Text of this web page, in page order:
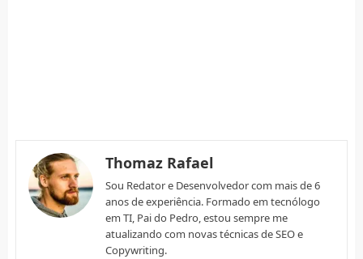
Thomaz Rafael
Sou Redator e Desenvolvedor com mais de 6
anos de experiência. Formado em tecnólogo
em TI, Pai do Pedro, estou sempre me
atualizando com novas técnicas de SEO e
Copywriting.